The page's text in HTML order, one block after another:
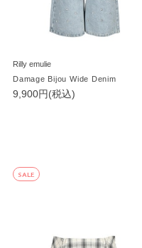
Rilly emulie
Damage Bijou Wide Denim
9,900円(税込)
SALE